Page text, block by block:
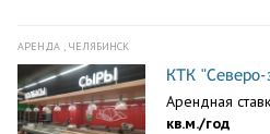
АРЕНДА , ЧЕЛЯБИНСК
КТК
Арендная
кв.м./год